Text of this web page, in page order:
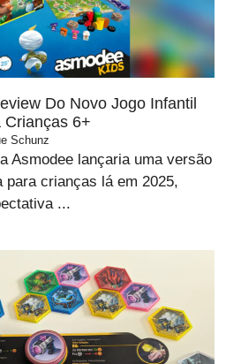
Do Novo Jogo Infantil
Crianças 6+
Schunz
Asmodee lançaria uma versão
para crianças lá em 2025,
...